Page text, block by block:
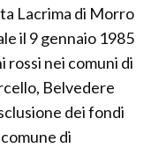
Lacrima di Morro
il 9 gennaio 1985
rossi nei comuni di
Belvedere
dei fondi
di